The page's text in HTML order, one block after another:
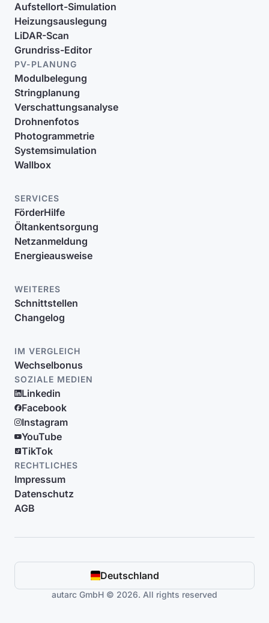
Aufstellort-Simulation
Heizungsauslegung
LiDAR-Scan
Grundriss-Editor
PV-PLANUNG
Modulbelegung
Stringplanung
Verschattungsanalyse
Drohnenfotos
Photogrammetrie
Systemsimulation
Wallbox
SERVICES
FörderHilfe
Öltankentsorgung
Netzanmeldung
Energieausweise
WEITERES
Schnittstellen
Changelog
IM VERGLEICH
Wechselbonus
SOZIALE MEDIEN
Linkedin
Facebook
Instagram
YouTube
TikTok
RECHTLICHES
Impressum
Datenschutz
AGB
Deutschland
autarc GmbH © 2026. All rights reserved